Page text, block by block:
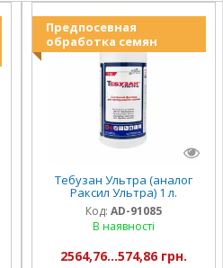
Предпосевная
обработка семян
Тебузан Ультра (аналог
Раксил Ультра) 1 л.
Код: AD-91085
В наявності
2564,76...574,86 грн.